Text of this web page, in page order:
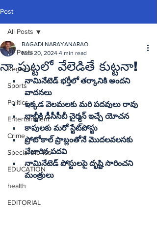
Post
All Posts
Regional
Sports
Politics
Entertainment
Crime
Special stories
EDUCATION
health
EDITORIAL
All Posts
నా పుట్టలో వేలెడితే కుట్టనా!
BAGADI NARAYANARAO
Nov 20, 2024 4 min read
నామినేటెడ్‌ భర్తీలో తర్కానికి అందని
వాదనలు
ఇక్కడ వెలమలకు మరి పదవులు రావు
బాబ్జీకి డీసీసీబీ చైర్మన్‌ ఇచ్చే యోచన
కాపులకు మరో స్టేట్‌పోస్టు
ప్రోటోకాల్‌ ప్రాబ్లంతోనే మొదలవలసకు
చేజారిన పదవి
నామినేటెడ్‌ పోస్టులపై దృష్టి సారించని
మంత్రులు